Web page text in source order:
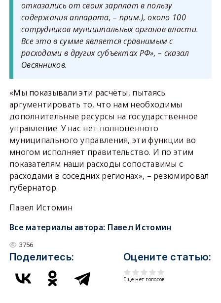
отказались от своих зарплат в пользу
содержания аппарата, – прим.), около 100
сотрудников муниципальных органов власти.
Все это в сумме является сравнимым с
расходами в других субъектах РФ», – сказал
Овсянников.
«Мы показывали эти расчёты, пытаясь
аргументировать то, что нам необходимы
дополнительные ресурсы на государственное
управление. У нас нет полноценного
муниципального управления, эти функции во
многом исполняет правительство. И по этим
показателям наши расходы сопоставимы с
расходами в соседних регионах», – резюмировал
губернатор.
Павел Истомин
Все материалы автора: Павел Истомин
3756
Поделитесь: Оцените статью:
Еще нет голосов